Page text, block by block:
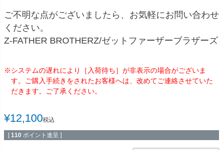
ご不明な点がございましたら、お気軽にお問い合わせ
ください。
Z-FATHER BROTHERZ/ゼットファーザーブラザーズ
※システムの遅れにより［入荷待ち］が非表示の場合がございま
す。ご購入手続きをされたお客様へは、改めてご連絡させていた
だきます。ご了承ください。
¥12,100税込
[ 110 ポイント進呈 ]